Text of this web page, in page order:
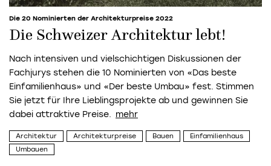
Die 20 Nominierten der Architekturpreise 2022
Die Schweizer Architektur lebt!
Nach intensiven und vielschichtigen Diskussionen der
Fachjurys stehen die 10 Nominierten von «Das beste
Einfamilienhaus» und «Der beste Umbau» fest. Stimmen
Sie jetzt für Ihre Lieblingsprojekte ab und gewinnen Sie
dabei attraktive Preise.
Architektur Architekturpreise Bauen
Einfamilienhaus
Umbauen